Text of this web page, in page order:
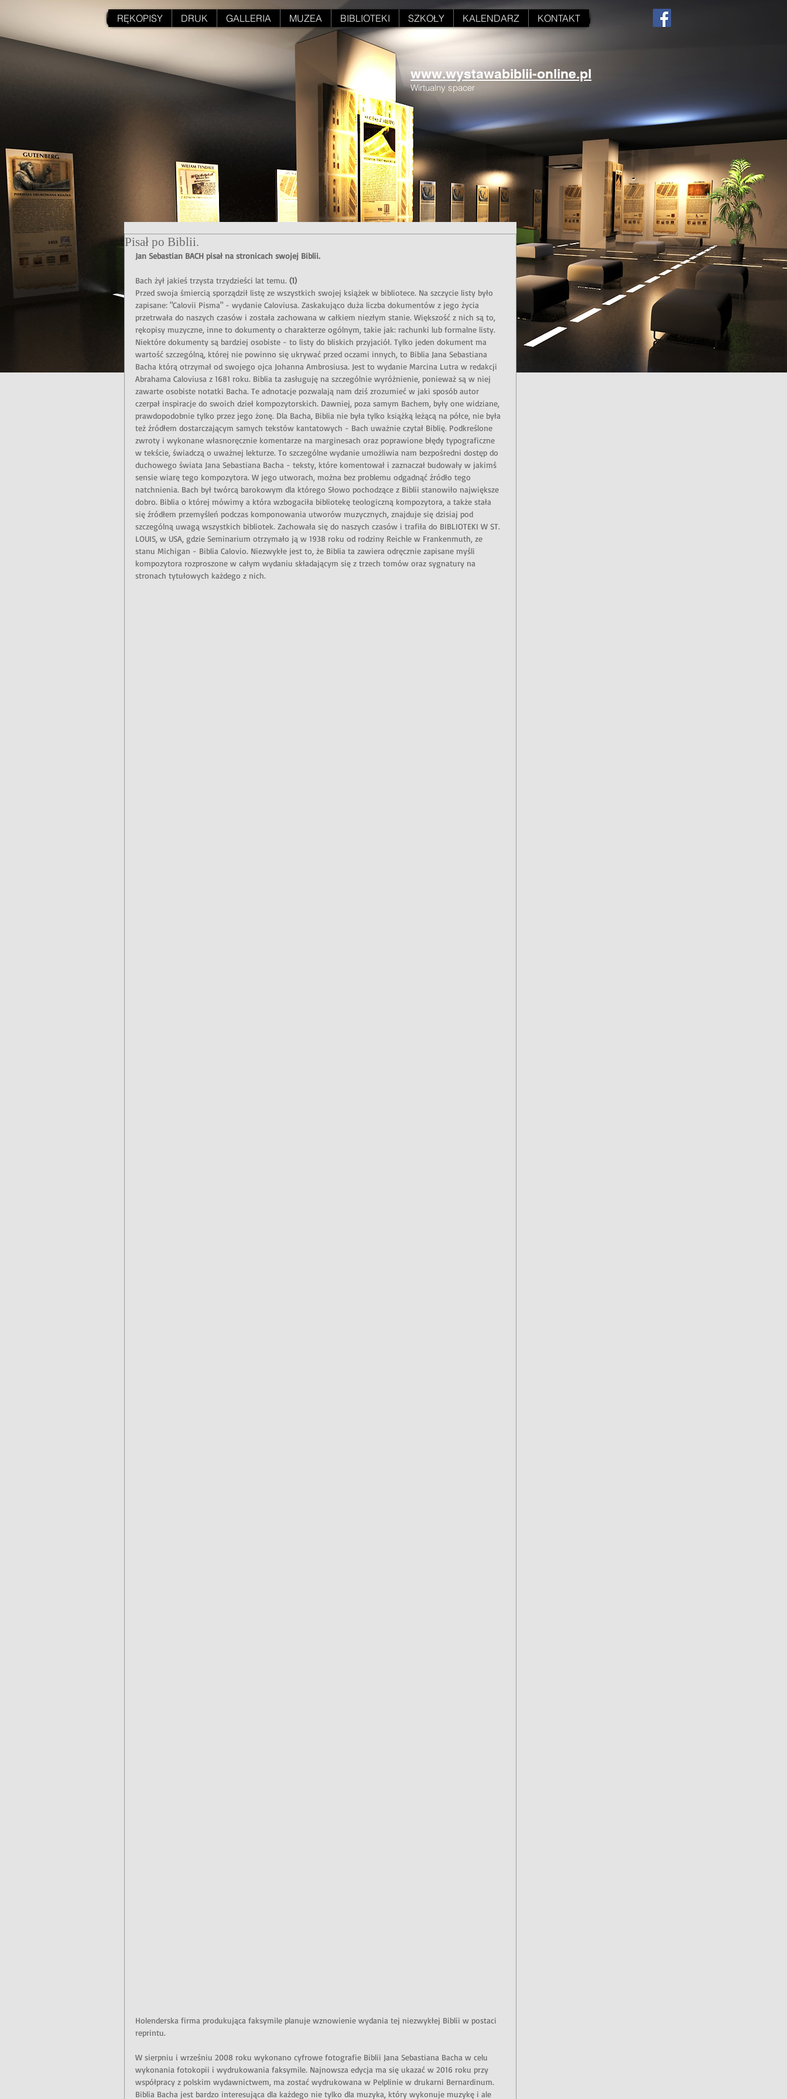
www.wystawabiblii-online.pl
Wirtualny spacer
Pisał po Biblii.
Jan Sebastian BACH pisał na stronicach swojej Biblii.
Bach żył jakieś trzysta trzydzieści lat temu. (1)
Przed swoja śmiercią sporządził listę ze wszystkich swojej książek w bibliotece. Na szczycie listy było
zapisane: "Calovii Pisma" - wydanie Caloviusa. Zaskakująco duża liczba dokumentów z jego życia
przetrwała do naszych czasów i została zachowana w całkiem niezłym stanie. Większość z nich są to,
rękopisy muzyczne, inne to dokumenty o charakterze ogólnym, takie jak: rachunki lub formalne listy.
Niektóre dokumenty są bardziej osobiste - to listy do bliskich przyjaciół. Tylko jeden dokument ma
wartość szczególną, której nie powinno się ukrywać przed oczami innych, to Biblia Jana Sebastiana
Bacha którą otrzymał od swojego ojca Johanna Ambrosiusa. Jest to wydanie Marcina Lutra w redakcji
Abrahama Caloviusa z 1681 roku. Biblia ta zasługuję na szczególnie wyróżnienie, ponieważ są w niej
zawarte osobiste notatki Bacha. Te adnotacje pozwalają nam dziś zrozumieć w jaki sposób autor
czerpał inspiracje do swoich dzieł kompozytorskich. Dawniej, poza samym Bachem, były one widziane,
prawdopodobnie tylko przez jego żonę. Dla Bacha, Biblia nie była tylko książką leżącą na półce, nie była
też źródłem dostarczającym samych tekstów kantatowych - Bach uważnie czytał Biblię. Podkreślone
zwroty i wykonane własnoręcznie komentarze na marginesach oraz poprawione błędy typograficzne
w tekście, świadczą o uważnej lekturze. To szczególne wydanie umożliwia nam bezpośredni dostęp do
duchowego świata Jana Sebastiana Bacha - teksty, które komentował i zaznaczał budowały w jakimś
sensie wiarę tego kompozytora. W jego utworach, można bez problemu odgadnąć źródło tego
natchnienia. Bach był twórcą barokowym dla którego Słowo pochodzące z Biblii stanowiło największe
dobro. Biblia o której mówimy a która wzbogaciła bibliotekę teologiczną kompozytora, a także stała
się źródłem przemyśleń podczas komponowania utworów muzycznych, znajduje się dzisiaj pod
szczególną uwagą wszystkich bibliotek. Zachowała się do naszych czasów i trafiła do BIBLIOTEKI W ST.
LOUIS, w USA, gdzie Seminarium otrzymało ją w 1938 roku od rodziny Reichle w Frankenmuth, ze
stanu Michigan - Biblia Calovio. Niezwykłe jest to, że Biblia ta zawiera odręcznie zapisane myśli
kompozytora rozproszone w całym wydaniu składającym się z trzech tomów oraz sygnatury na
stronach tytułowych każdego z nich.
Holenderska firma produkująca faksymile planuje wznowienie wydania tej niezwykłej Biblii w postaci
reprintu.
W sierpniu i wrześniu 2008 roku wykonano cyfrowe fotografie Biblii Jana Sebastiana Bacha w celu
wykonania fotokopii i wydrukowania faksymile. Najnowsza edycja ma się ukazać w 2016 roku przy
współpracy z polskim wydawnictwem, ma zostać wydrukowana w Pelplinie w drukarni Bernardinum.
Biblia Bacha jest bardzo interesująca dla każdego nie tylko dla muzyka, który wykonuje muzykę i ale
RĘKOPISY DRUK GALLERIA MUZEA BIBLIOTEKI SZKOŁY KALENDARZ KONTAKT